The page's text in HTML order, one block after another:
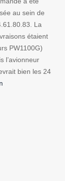
au sein de
La
étaient
PW1100G)
l’avionneur
bien les 24